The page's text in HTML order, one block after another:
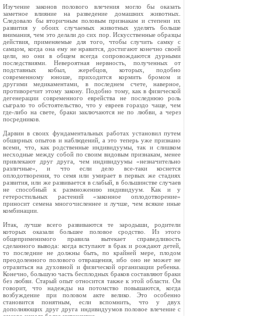
Изучение законов полового влечения могло бы оказать
заметное влияние на разведение домашних животных.
Следовало бы вторичным половым признакам и степени их
развития у обоих случаемых животных уделять больше
внимания, чем это делали до сих пор. Искусственные образцы
действия, применяемые для того, чтобы случить самку с
самцом, когда она ему не нравится, достигают конечно своей
цели, но они в общем всегда сопровождаются дурными
последствиями. Невероятная нервность, полученных от
подставных кобыл, жеребцов, которых, подобно
современному юноше, приходится кормить бромом и
другими медикаментами, в последнем счете, наверное,
противоречит этому закону. Подобно тому, как в физической
дегенерации современного еврейства не последнюю роль
сыграло то обстоятельство, что у евреев гораздо чаще, чем
где‑либо на свете, браки заключаются не по любви, а через
посредников.
Дарвин в своих фундаментальных работах установил путем
обширных опытов и наблюдений, а это теперь уже признано
всеми, что, как родственные индивидуумы, так и слишком
несходные между собой по своим видовым признакам, менее
привлекают друг друга, чем индивидуумы «незначительно
различные», и что если дело все‑таки коснется
оплодотворения, то семя или умирает в первых же стадиях
развития, или жe развивается в слабый, в большинстве случаев
не способный к размножению индивидуум. Как и у
гетеростильных растений «законное оплодотворение»
приносит семена многочисленнее и лучше, чем всякие иные
комбинации.
Итак, лучше всего развиваются те зародыши, родители
которых оказали большее половое сродство. Из этого
общеприменимого правила вытекает справедливость
сделанного вывода: когда вступают в брак и рождают детей,
то последние не должны быть, по крайней мере, плодом
преодоленного полового отвращения, ибо оно не может не
отразиться на духовной и физической организации ребенка.
Конечно, большую часть бесплодных браков составляют браки
без любви. Старый опыт относится также к этой области. Он
говорит, что надежды на потомство повышаются, когда
возбуждение при половом акте велико. Это особенно
становится понятным, если вспомнить, что у двух
дополняющих друг друга индивидуумов половое влечение с